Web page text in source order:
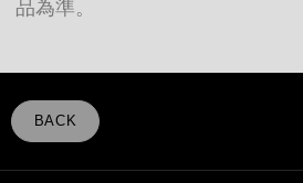
品為準。
BACK